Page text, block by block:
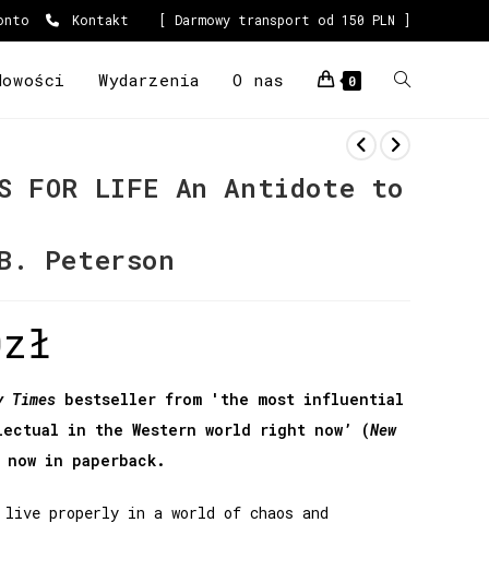
Kontakt [ Darmowy transport od 150 PLN ]
Wydarzenia O nas 0
FOR LIFE An Antidote to
Peterson
zł
Timesbestseller from 'the most influential
in the Western world right now’ (New
in paperback.
live properly in a world of chaos and